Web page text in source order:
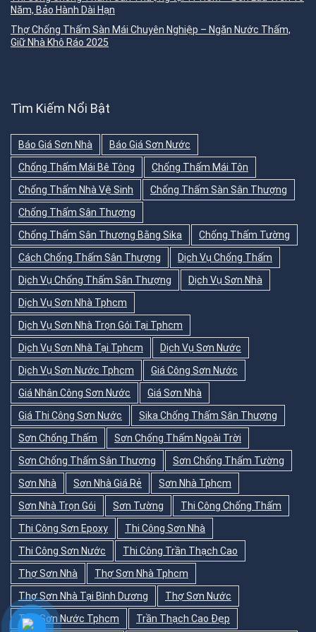
Năm, Bảo Hành Dài Hạn
Thợ Chống Thấm Sàn Mái Chuyên Nghiệp – Ngăn Nước Thấm,
Giữ Nhà Khô Ráo 2025
Tìm Kiếm Nổi Bật
Báo Giá Sơn Nhà
Báo Giá Sơn Nước
Chống Thấm Mái Bê Tông
Chống Thấm Mái Tôn
Chống Thấm Nhà Vệ Sinh
Chống Thấm Sàn Sân Thượng
Chống Thấm Sân Thượng
Chống Thấm Sân Thượng Bằng Sika
Chống Thấm Tường
Cách Chống Thấm Sân Thượng
Dịch Vụ Chống Thấm
Dịch Vụ Chống Thấm Sân Thượng
Dịch Vụ Sơn Nhà
Dịch Vụ Sơn Nhà Tphcm
Dịch Vụ Sơn Nhà Trọn Gói Tại Tphcm
Dịch Vụ Sơn Nhà Tại Tphcm
Dịch Vụ Sơn Nước
Dịch Vụ Sơn Nước Tphcm
Giá Công Sơn Nước
Giá Nhân Công Sơn Nước
Giá Sơn Nhà
Giá Thi Công Sơn Nước
Sika Chống Thấm Sân Thượng
Sơn Chống Thấm
Sơn Chống Thấm Ngoài Trời
Sơn Chống Thấm Sân Thượng
Sơn Chống Thấm Tường
Sơn Nhà
Sơn Nhà Giá Rẻ
Sơn Nhà Tphcm
Sơn Nhà Trọn Gói
Sơn Tường
Thi Công Chống Thấm
Thi Công Sơn Epoxy
Thi Công Sơn Nhà
Thi Công Sơn Nước
Thi Công Trần Thạch Cao
Thợ Sơn Nhà
Thợ Sơn Nhà Tphcm
Thợ Sơn Nhà Tại Bình Dương
Thợ Sơn Nước
Thợ Sơn Nước Tphcm
Trần Thạch Cao Đẹp